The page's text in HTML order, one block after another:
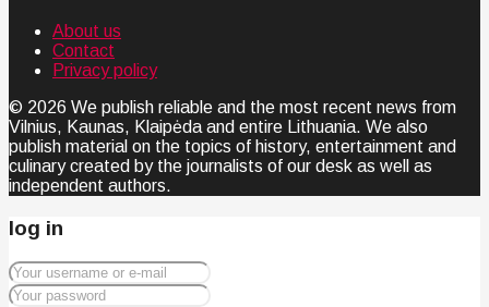
About us
Contact
Privacy policy
© 2026 We publish reliable and the most recent news from
Vilnius, Kaunas, Klaipėda and entire Lithuania. We also
publish material on the topics of history, entertainment and
culinary created by the journalists of our desk as well as
independent authors.
log in